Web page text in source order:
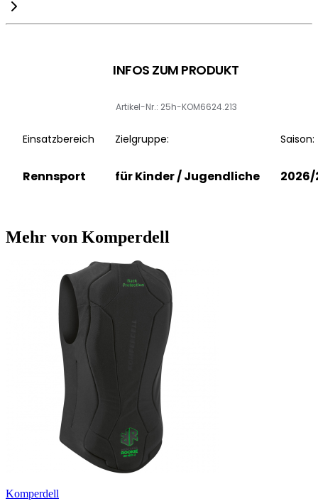
INFOS ZUM PRODUKT
Artikel-Nr.: 25h-KOM6624.213
Einsatzbereich
Rennsport
Zielgruppe:
für Kinder / Jugendliche
Saison:
2026/
Mehr von Komperdell
Komperdell